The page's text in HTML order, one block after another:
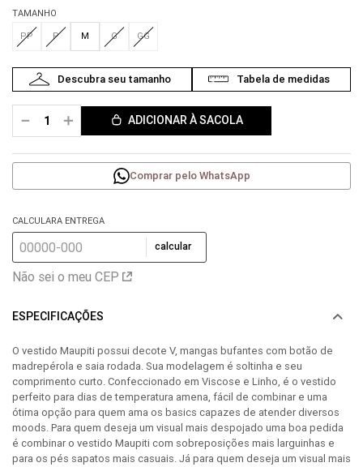
TAMANHO
PP P M G GG
＋
－ ADICIONAR À SACOLA
Comprar pelo WhatsApp
CALCULARA ENTREGA
calcular
Não sei o meu CEP
ESPECIFICAÇÕES
O vestido Maupiti possui decote V, mangas bufantes com botão de
madrepérola e saia rodada. Sua modelagem é soltinha e seu
comprimento curto. Confeccionado em Viscose e Linho, é o vestido
perfeito para dias de temperatura amena, fácil de combinar e uma
ótima opção para quem ama os basics capazes de atender diversos
moods. Para quem deseja um visual mais despojado uma boa pedida
é combinar o vestido Maupiti com sobreposições mais larguinhas e
para os pés sapatos mais casuais. Já para quem deseja um visual mais